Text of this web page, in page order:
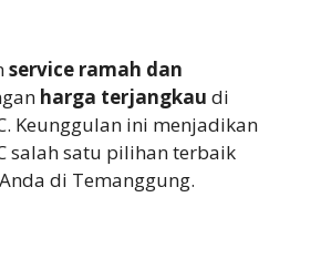
service ramah dan
harga terjangkau di
Keunggulan ini menjadikan
salah satu pilihan terbaik
di Temanggung.